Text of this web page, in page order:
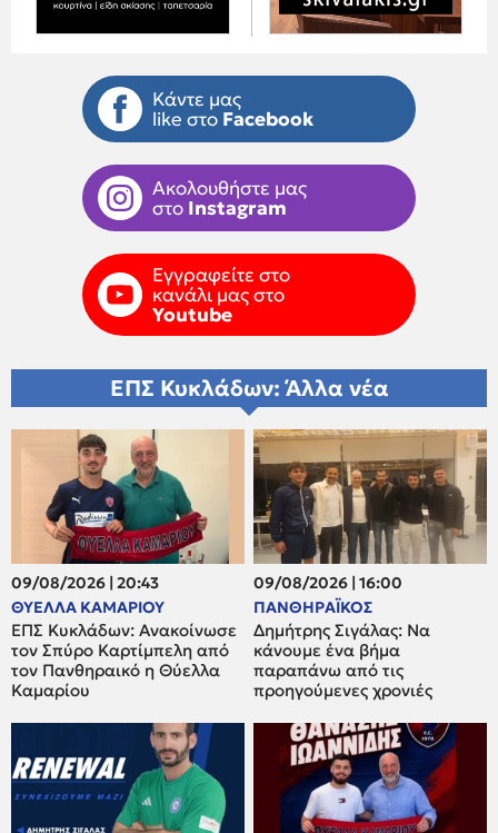
Κάντε μας
like στο Facebook
Ακολουθήστε μας
στο Instagram
Εγγραφείτε στο
κανάλι μας στο
Youtube
ΕΠΣ Κυκλάδων: Άλλα νέα
09/08/2026 | 20:43
ΘΥΕΛΛΑ ΚΑΜΑΡΙΟΥ
ΕΠΣ Κυκλάδων: Ανακοίνωσε
τον Σπύρο Καρτίμπελη από
τον Πανθηραικό η Θύελλα
Καμαρίου
09/08/2026 | 16:00
ΠΑΝΘΗΡΑΪΚΟΣ
Δημήτρης Σιγάλας: Να
κάνουμε ένα βήμα
παραπάνω από τις
προηγούμενες χρονιές